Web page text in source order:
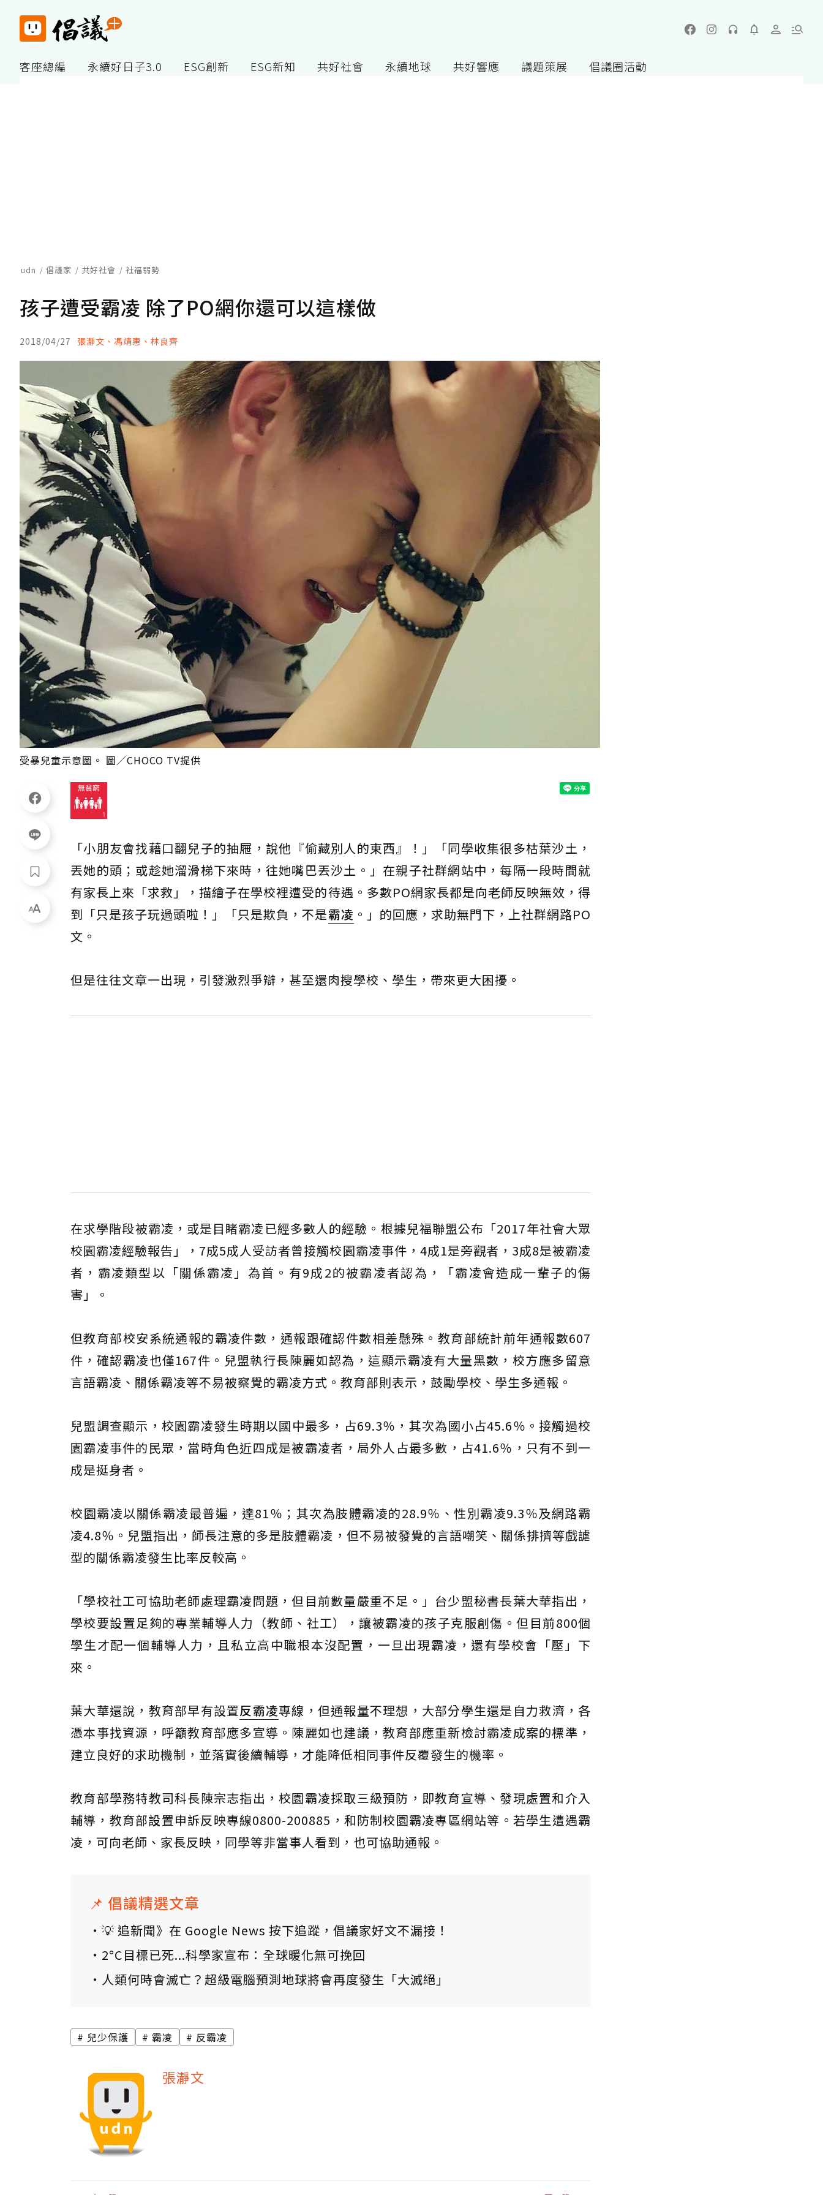
客座總編 永續好日子3.0 ESG創新 ESG新知 共好社會 永續地球 共好響應 議題策展 倡議圈活動
udn 倡議家 共好社會 社福弱勢
孩子遭受霸凌 除了PO網你還可以這樣做
2018/04/27 張瀞文、馮靖惠、林良齊
受暴兒童示意圖。 圖／CHOCO TV提供
「小朋友會找藉口翻兒子的抽屜，說他『偷藏別人的東西』！」「同學收集很多枯葉沙土，
丟她的頭；或趁她溜滑梯下來時，往她嘴巴丟沙土。」在親子社群網站中，每隔一段時間就
有家長上來「求救」，描繪子在學校裡遭受的待遇。多數PO網家長都是向老師反映無效，得
到「只是孩子玩過頭啦！」「只是欺負，不是霸凌 。」的回應，求助無門下，上社群網路PO
文。
但是往往文章一出現，引發激烈爭辯，甚至還肉搜學校、學生，帶來更大困擾。
在求學階段被霸凌，或是目睹霸凌已經多數人的經驗。根據兒福聯盟公布「2017年社會大眾
校園霸凌經驗報告」，7成5成人受訪者曾接觸校園霸凌事件，4成1是旁觀者，3成8是被霸凌
者，霸凌類型以「關係霸凌」為首。有9成2的被霸凌者認為，「霸凌會造成一輩子的傷
害」。
但教育部校安系統通報的霸凌件數，通報跟確認件數相差懸殊。教育部統計前年通報數607
件，確認霸凌也僅167件。兒盟執行長陳麗如認為，這顯示霸凌有大量黑數，校方應多留意
言語霸凌、關係霸凌等不易被察覺的霸凌方式。教育部則表示，鼓勵學校、學生多通報。
兒盟調查顯示，校園霸凌發生時期以國中最多，占69.3％，其次為國小占45.6％。接觸過校
園霸凌事件的民眾，當時角色近四成是被霸凌者，局外人占最多數，占41.6％，只有不到一
成是挺身者。
校園霸凌以關係霸凌最普遍，達81％；其次為肢體霸凌的28.9％、性別霸凌9.3％及網路霸
凌4.8％。兒盟指出，師長注意的多是肢體霸凌，但不易被發覺的言語嘲笑、關係排擠等戲謔
型的關係霸凌發生比率反較高。
「學校社工可協助老師處理霸凌問題，但目前數量嚴重不足。」台少盟秘書長葉大華指出，
學校要設置足夠的專業輔導人力（教師、社工），讓被霸凌的孩子克服創傷。但目前800個
學生才配一個輔導人力，且私立高中職根本沒配置，一旦出現霸凌，還有學校會「壓」下
來。
葉大華還說，教育部早有設置反霸凌專線，但通報量不理想，大部分學生還是自力救濟，各
憑本事找資源，呼籲教育部應多宣導。陳麗如也建議，教育部應重新檢討霸凌成案的標準，
建立良好的求助機制，並落實後續輔導，才能降低相同事件反覆發生的機率。
教育部學務特教司科長陳宗志指出，校園霸凌採取三級預防，即教育宣導、發現處置和介入
輔導，教育部設置申訴反映專線0800-200885，和防制校園霸凌專區網站等。若學生遭遇霸
凌，可向老師、家長反映，同學等非當事人看到，也可協助通報。
📌 倡議精選文章
💡 追新聞》在 Google News 按下追蹤，倡議家好文不漏接！
2°C目標已死...科學家宣布：全球暖化無可挽回
人類何時會滅亡？超級電腦預測地球將會再度發生「大滅絕」
兒少保護 霸凌 反霸凌
張瀞文